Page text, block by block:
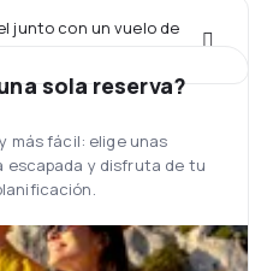
junto con un vuelo de
sola reserva?
más fácil: elige unas
escapada y disfruta de tu